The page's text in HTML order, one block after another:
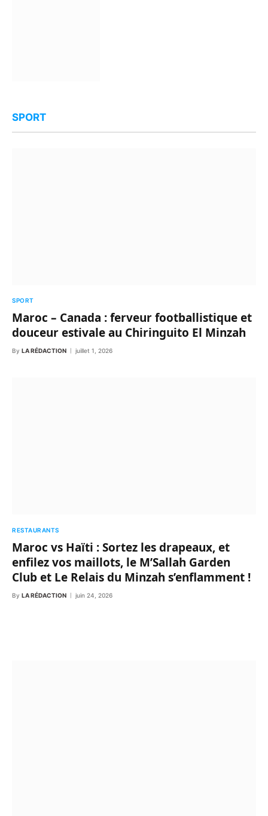
SPORT
SPORT
Maroc – Canada : ferveur footballistique et
douceur estivale au Chiringuito El Minzah
By LA RÉDACTION juillet 1, 2026
RESTAURANTS
Maroc vs Haïti : Sortez les drapeaux, et
enfilez vos maillots, le M’Sallah Garden
Club et Le Relais du Minzah s’enflamment !
By LA RÉDACTION juin 24, 2026